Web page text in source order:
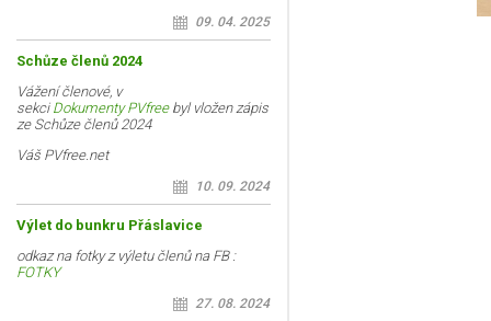
09. 04. 2025
Schůze členů 2024
Vážení členové, v
sekci Dokumenty PVfreebyl vložen zápis
ze Schůze členů 2024
Váš PVfree.net
10. 09. 2024
Výlet do bunkru Přáslavice
odkaz na fotky z výletu členů na FB :
FOTKY
27. 08. 2024